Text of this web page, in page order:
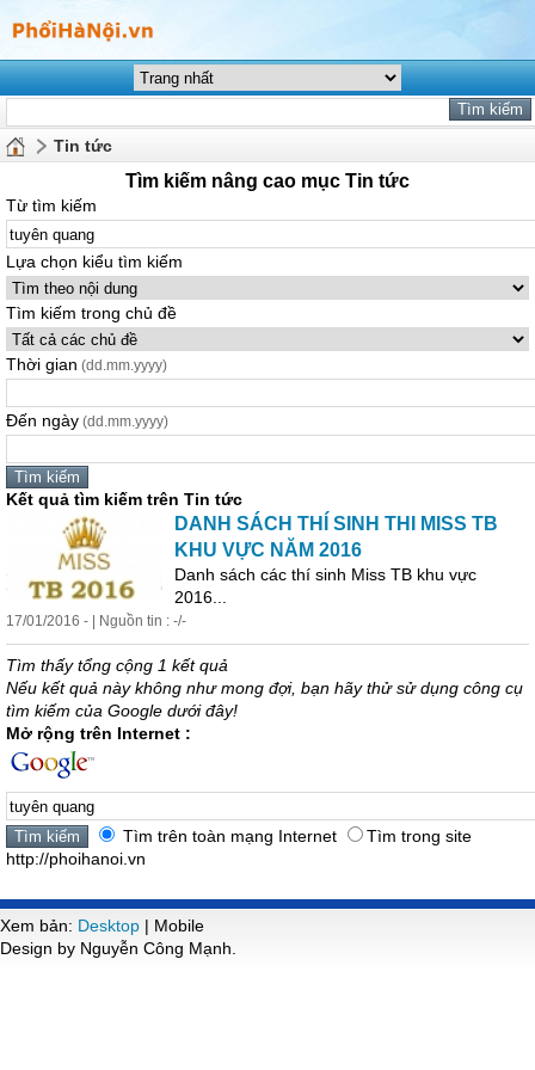
Tin tức
Tìm kiếm nâng cao mục Tin tức
Từ tìm kiếm
Lựa chọn kiểu tìm kiếm
Tìm kiếm trong chủ đề
Thời gian (dd.mm.yyyy)
Đến ngày (dd.mm.yyyy)
Kết quả tìm kiếm trên Tin tức
DANH SÁCH THÍ SINH THI MISS TB
KHU VỰC NĂM 2016
Danh sách các thí sinh Miss TB khu vực
2016...
17/01/2016 - | Nguồn tin : -/-
Tìm thấy tổng cộng 1 kết quả
Nếu kết quả này không như mong đợi, bạn hãy thử sử dụng công cụ
tìm kiếm của Google dưới đây!
Mở rộng trên Internet :
Tìm trên toàn mạng Internet
Tìm trong site
http://phoihanoi.vn
Xem bản: Desktop | Mobile
Design by Nguyễn Công Mạnh.